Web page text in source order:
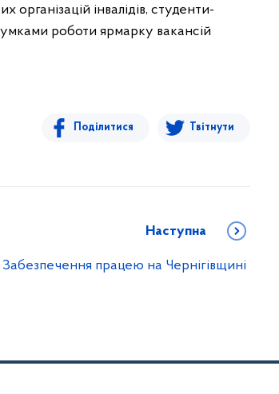
організацій інвалідів, студенти-
роботи ярмарку вакансій
Поділитися Твітнути
Наступна
Забезпечення працею на Чернігівщині